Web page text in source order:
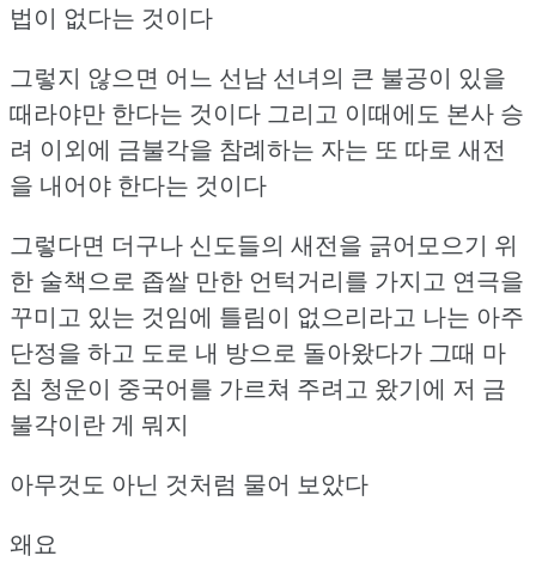
법이 없다는 것이다
그렇지 않으면 어느 선남 선녀의 큰 불공이 있을
때라야만 한다는 것이다 그리고 이때에도 본사 승
려 이외에 금불각을 참례하는 자는 또 따로 새전
을 내어야 한다는 것이다
그렇다면 더구나 신도들의 새전을 긁어모으기 위
한 술책으로 좁쌀 만한 언턱거리를 가지고 연극을
꾸미고 있는 것임에 틀림이 없으리라고 나는 아주
단정을 하고 도로 내 방으로 돌아왔다가 그때 마
침 청운이 중국어를 가르쳐 주려고 왔기에 저 금
불각이란 게 뭐지
아무것도 아닌 것처럼 물어 보았다
왜요